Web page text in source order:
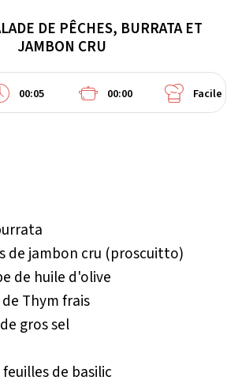
DE PÊCHES, BURRATA ET
JAMBON CRU
00:05 00:00 Facile
de jambon cru (proscuitto)
de huile d'olive
de Thym frais
gros sel
de basilic